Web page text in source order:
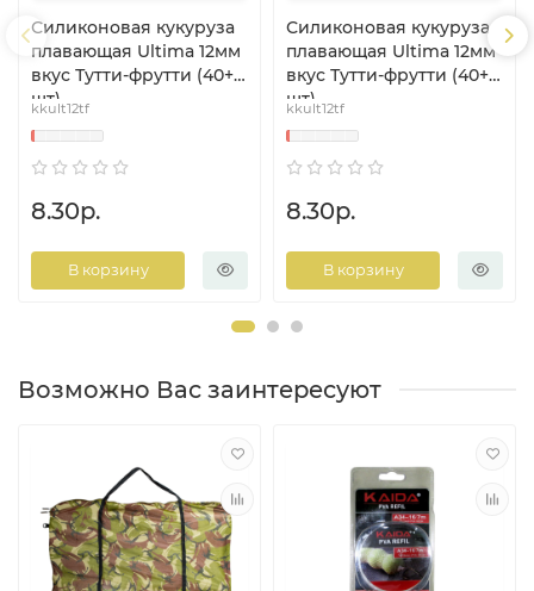
Силиконовая кукуруза
плавающая Ultima 12мм
вкус Тутти-фрутти (40+
шт)
kkult12tf
8.30р.
В корзину
Силиконовая кукуруза
плавающая Ultima 12мм
вкус Тутти-фрутти (40+
шт)
kkult12tf
8.30р.
В корзину
Возможно Вас заинтересуют